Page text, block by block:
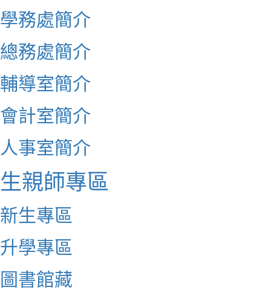
學務處簡介
總務處簡介
輔導室簡介
會計室簡介
人事室簡介
生親師專區
新生專區
升學專區
圖書館藏